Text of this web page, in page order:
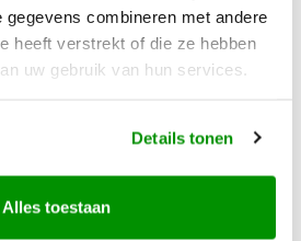
gegevens combineren met andere
heeft verstrekt of die ze hebben
uw gebruik van hun services.
Details tonen
Alles toestaan